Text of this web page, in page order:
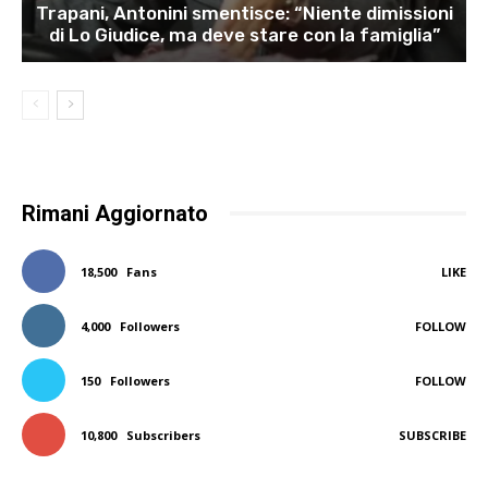
Trapani, Antonini smentisce: “Niente dimissioni
di Lo Giudice, ma deve stare con la famiglia”
Rimani Aggiornato
18,500 Fans LIKE
4,000 Followers FOLLOW
150 Followers FOLLOW
10,800 Subscribers SUBSCRIBE